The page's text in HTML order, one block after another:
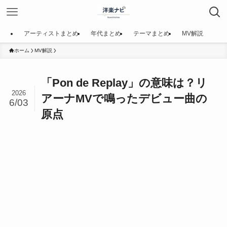
アーティストまとめ 年代まとめ テーマまとめ MV解説
ホーム MV解説
「Pon de Replay」の意味は？リ
アーナMVで鳴ったデビュー曲の
原点
2026
6/03